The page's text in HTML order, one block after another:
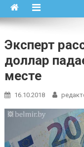
Эксперт
доллар
месте
16.10.2018